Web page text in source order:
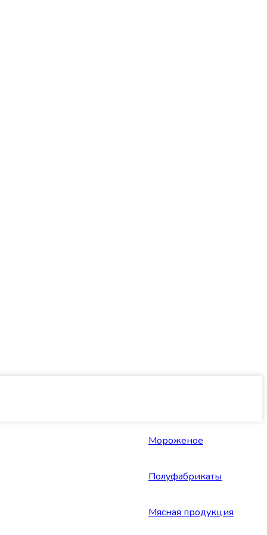
Мороженое
Полуфабрикаты
Мясная продукция